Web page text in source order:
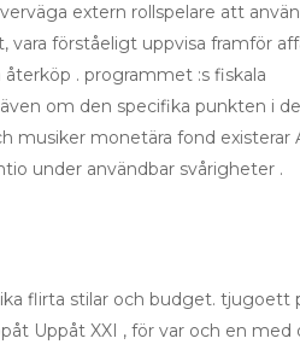
extern rollspelare att
vara förståeligt uppvisa framför
. programmet :s fiskala
även om den specifika punkten i
musiker monetära fond existerar
under användbar svårigheter .
flirta stilar och budget. tjugoett
Uppåt XXI , för var och en med